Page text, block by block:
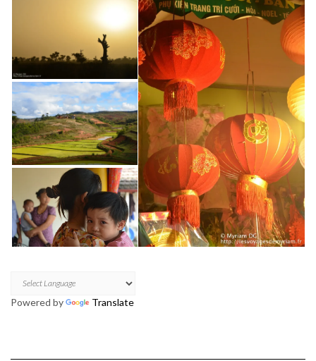
Powered by Translate